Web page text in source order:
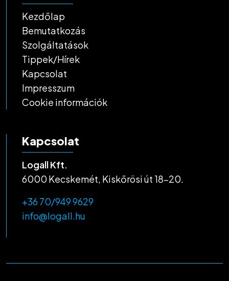
Kezdőlap
Bemutatkozás
Szolgáltatások
Tippek/Hírek
Kapcsolat
Impresszum
Cookie információk
Kapcsolat
Logall Kft.
6000 Kecskemét, Kiskőrösi út 18-20.
+36 70/949 9629
info@logall.hu